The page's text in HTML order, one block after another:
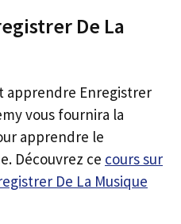
De La
apprendre Enregistrer
vous fournira la
apprendre le
Découvrez ce cours sur
De La Musique